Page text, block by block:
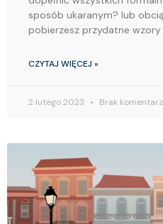
sposób ukaranym? lub
pobierzesz przydatne wzory
CZYTAJ WIĘCEJ »
2 lutego 2023 Brak